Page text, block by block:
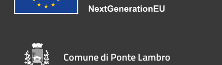
Comune di Ponte Lambro